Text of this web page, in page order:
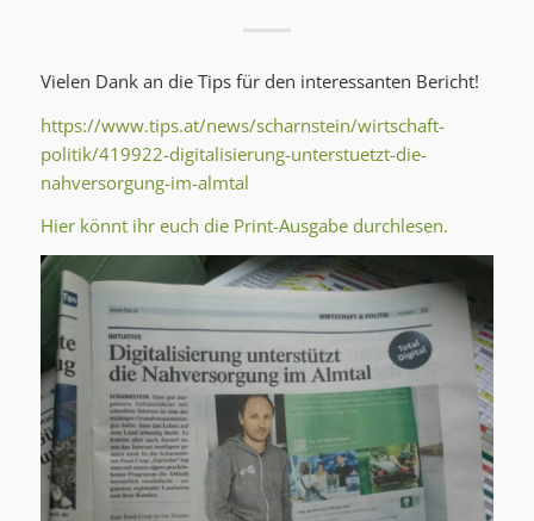
Vielen Dank an die Tips für den interessanten Bericht!
https://www.tips.at/news/scharnstein/wirtschaft-
politik/419922-digitalisierung-unterstuetzt-die-
nahversorgung-im-almtal
Hier könnt ihr euch die Print-Ausgabe durchlesen.